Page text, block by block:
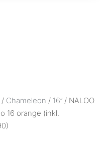
/ Chameleon / 16’’ / NALOO
16 orange (inkl.